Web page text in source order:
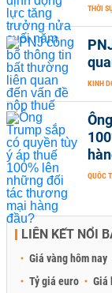
THỜI
KINH
QUỐC
LIÊN KẾT NỔI
Giá vàng hôm nay
Tỷ giá euro
Giá